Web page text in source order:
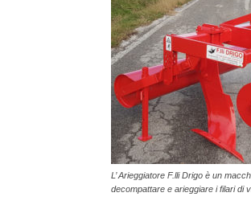
L’ Arieggiatore F.lli Drigo è un
decompattare e arieggiare i filari di